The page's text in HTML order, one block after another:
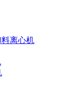
离心机